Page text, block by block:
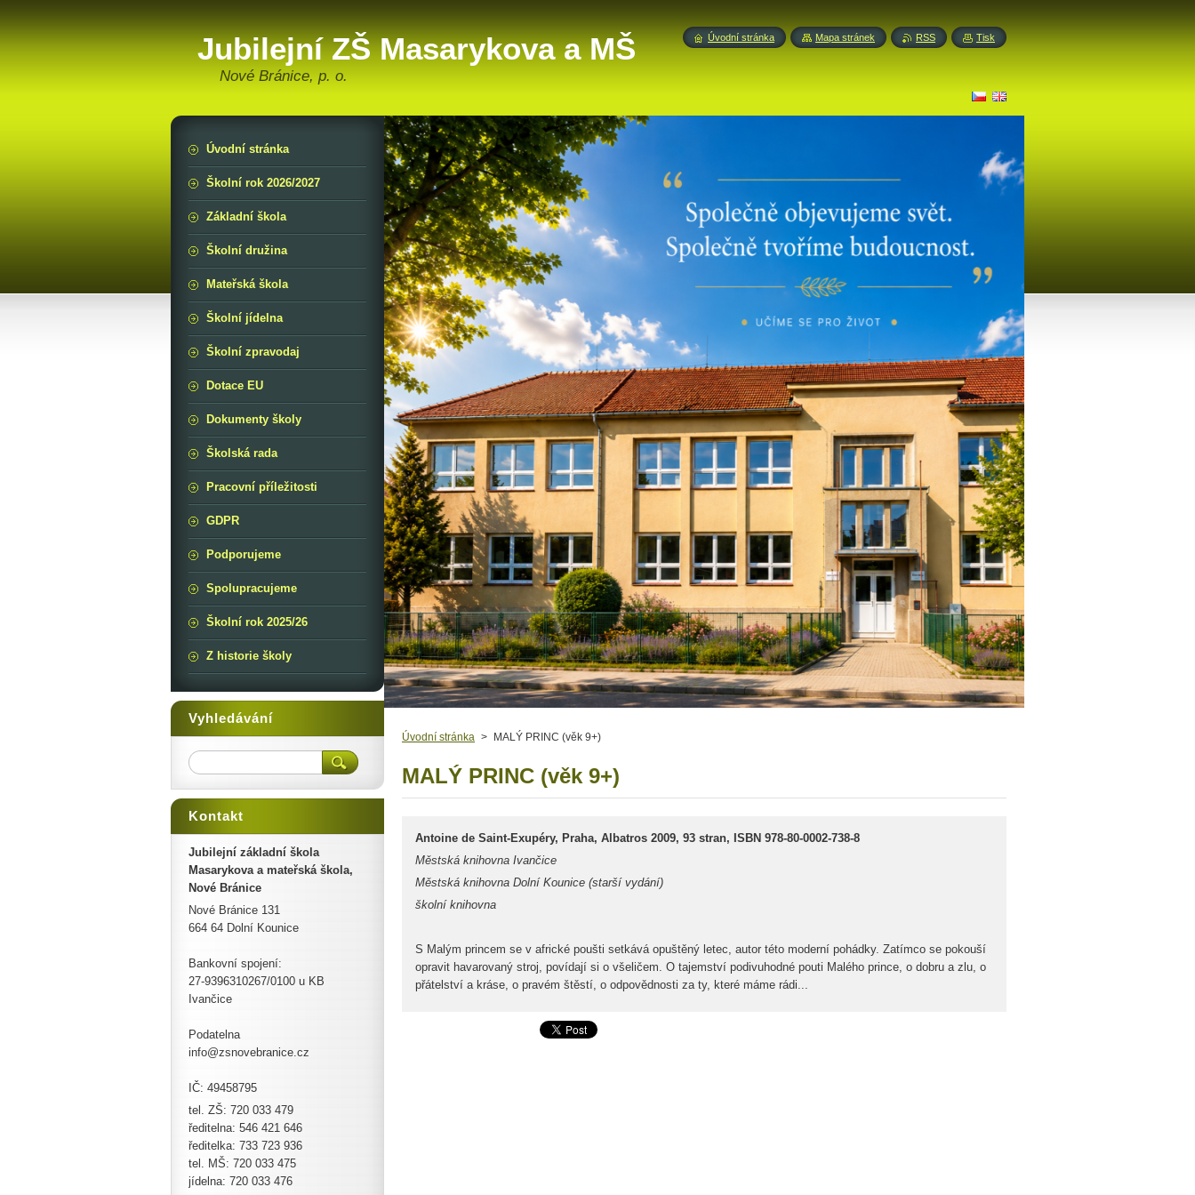
Jubilejní ZŠ Masarykova a MŠ
Nové Bránice, p. o.
Úvodní stránka > MALÝ PRINC (věk 9+)
MALÝ PRINC (věk 9+)
Antoine de Saint-Exupéry, Praha, Albatros 2009, 93 stran, ISBN 978-80-0002-738-8
Městská knihovna Ivančice
Městská knihovna Dolní Kounice (starší vydání)
školní knihovna
S Malým princem se v africké poušti setkává opuštěný letec, autor této moderní pohádky. Zatímco se pokouší
opravit havarovaný stroj, povídají si o všeličem. O tajemství podivuhodné pouti Malého prince, o dobru a zlu, o
přátelství a kráse, o pravém štěstí, o odpovědnosti za ty, které máme rádi...
Úvodní stránka
Školní rok 2026/2027
Základní škola
Školní družina
Mateřská škola
Školní jídelna
Školní zpravodaj
Dotace EU
Dokumenty školy
Školská rada
Pracovní příležitosti
GDPR
Podporujeme
Spolupracujeme
Školní rok 2025/26
Z historie školy
Vyhledávání
Kontakt
Jubilejní základní škola
Masarykova a mateřská škola,
Nové Bránice
Nové Bránice 131
664 64 Dolní Kounice
Bankovní spojení:
27-9396310267/0100 u KB
Ivančice
Podatelna
info@zsnovebranice.cz
IČ: 49458795
tel. ZŠ: 720 033 479
ředitelna: 546 421 646
ředitelka: 733 723 936
tel. MŠ: 720 033 475
jídelna: 720 033 476
Úvodní stránka Mapa stránek RSS Tisk